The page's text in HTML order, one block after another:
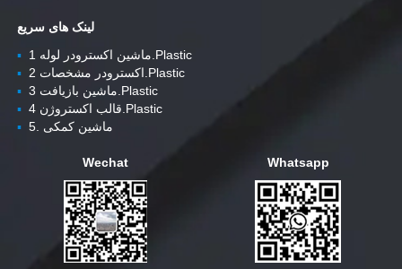
لینک های سریع
▪
ماشین اکسترودر لوله 1.Plastic
▪
اکسترودر مشخصات 2.Plastic
▪
ماشین بازیافت 3.Plastic
▪
قالب اکستروژن 4.Plastic
▪
5. ماشین کمکی
Wechat Whatsapp